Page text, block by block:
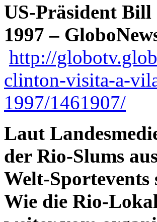
US-Präsident
1997 –
http://
clinton-visita-a-
1997/1461907/
Laut
der Rio-Slums
Welt-Sportevents
Wie die Rio-